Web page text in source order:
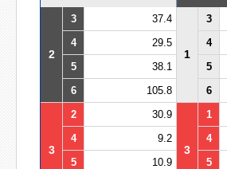
2
3 37.4
1
3
4
29.5 4
5
38.1 5
6
105.8 6
3
2 30.9
3
1
4
9.2 4
5
10.9 5